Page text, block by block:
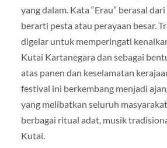
yang dalam. Kata “Erau” berasal
berarti pesta atau perayaan besar.
digelar untuk memperingati
Kutai Kartanegara dan sebagai
atas panen dan keselamatan
festival ini berkembang menjadi
yang melibatkan seluruh
berbagai ritual adat, musik
Kutai.